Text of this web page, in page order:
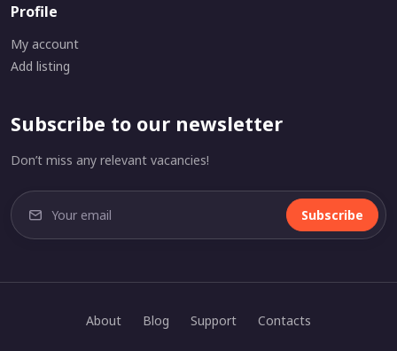
Profile
My account
Add listing
Subscribe to our newsletter
Don’t miss any relevant vacancies!
Subscribe
About Blog Support Contacts